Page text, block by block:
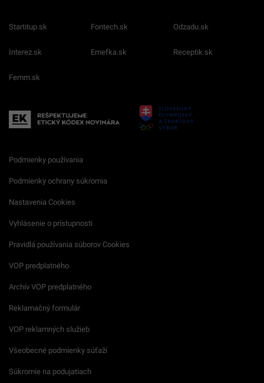
Startitup.sk Fontech.sk Odzadu.sk
Interez.sk Emefka.sk Receptik.sk
Femm.sk
Podmienky používania
Podmienky ochrany súkromia
Nastavenia Cookies
Vyhlásenie o prístupnosti
Pravidlá používania súborov Cookies
VOP predplatného
Archív VOP predplatného
Reklamačný formulár
VOP reklamných služieb
Všeobecné podmienky súťaží
Súkromie na podujatiach